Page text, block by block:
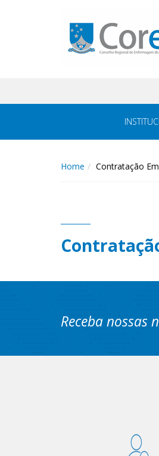
Home Contratação
Receba nossas